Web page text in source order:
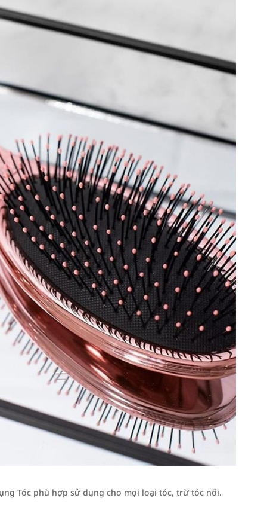
Tóc phù hợp sử dụng cho mọi loại tóc, trừ tóc nối.